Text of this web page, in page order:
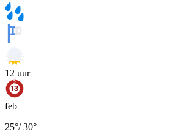
12 uur
feb
25°/30°